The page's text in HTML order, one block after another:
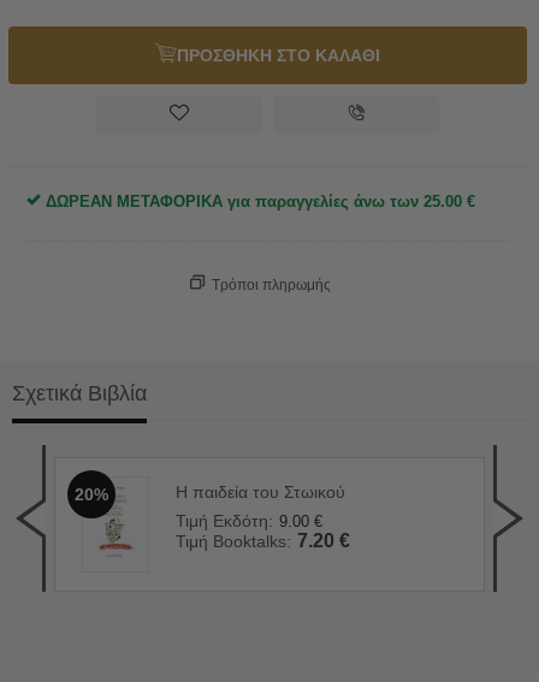
ΠΡΟΣΘΗΚΗ ΣΤΟ ΚΑΛΑΘΙ
ΔΩΡΕΑΝ ΜΕΤΑΦΟΡΙΚΑ για παραγγελίες άνω των 25.00 €
Τρόποι πληρωμής
Σχετικά Βιβλία
20%
Η παιδεία του Στωικού
Τιμή Εκδότη: 9.00 €
Τιμή Booktalks: 7.20 €